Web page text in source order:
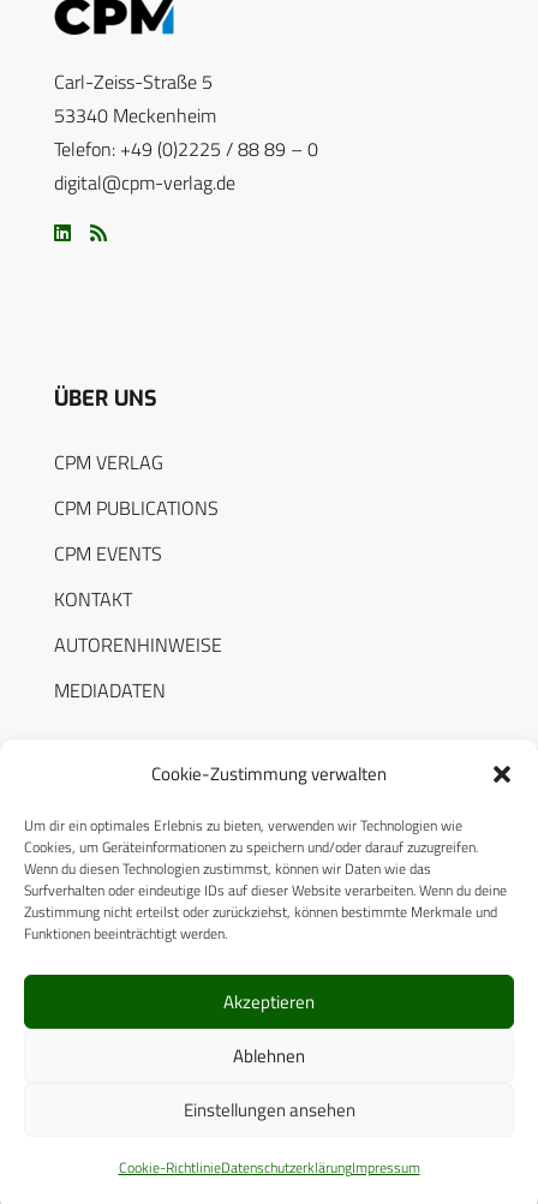
Cookie-Zustimmung verwalten
Um dir ein optimales Erlebnis zu bieten, verwenden wir Technologien wie
Cookies, um Geräteinformationen zu speichern und/oder darauf zuzugreifen.
Wenn du diesen Technologien zustimmst, können wir Daten wie das
Surfverhalten oder eindeutige IDs auf dieser Website verarbeiten. Wenn du deine
Zustimmung nicht erteilst oder zurückziehst, können bestimmte Merkmale und
Funktionen beeinträchtigt werden.
Akzeptieren
Ablehnen
Einstellungen ansehen
Cookie-RichtlinieDatenschutzerklärungImpressum
Carl-Zeiss-Straße 5
53340 Meckenheim
Telefon: +49 (0)2225 / 88 89 – 0
digital@cpm-verlag.de
ÜBER UNS
CPM VERLAG
CPM PUBLICATIONS
CPM EVENTS
KONTAKT
AUTORENHINWEISE
MEDIADATEN
RECHTLICHES
Datenschutzerklärung
Cookie-Richtlinie (EU)
© 2025 CPM GmbH – Alle Rechte vorbehalten